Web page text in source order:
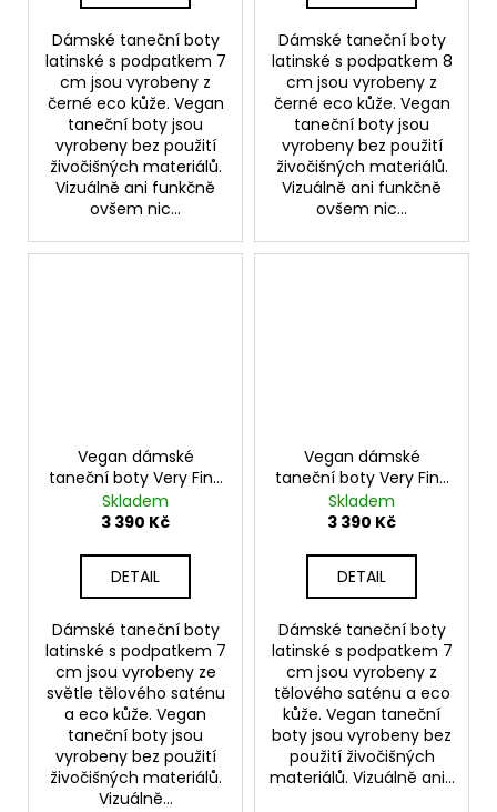
Dámské taneční boty
latinské s podpatkem 7
cm jsou vyrobeny z
černé eco kůže. Vegan
taneční boty jsou
vyrobeny bez použití
živočišných materiálů.
Vizuálně ani funkčně
ovšem nic...
Dámské taneční boty
latinské s podpatkem 8
cm jsou vyrobeny z
černé eco kůže. Vegan
taneční boty jsou
vyrobeny bez použití
živočišných materiálů.
Vizuálně ani funkčně
ovšem nic...
Vegan dámské
taneční boty Very Fine
C9691 podpatek 7cm
Skladem
3 390 Kč
DETAIL
Dámské taneční boty
latinské s podpatkem 7
cm jsou vyrobeny ze
světle tělového saténu
a eco kůže. Vegan
taneční boty jsou
vyrobeny bez použití
živočišných materiálů.
Vizuálně...
Vegan dámské
taneční boty Very Fine
S92311 7 cm
Skladem
3 390 Kč
DETAIL
Dámské taneční boty
latinské s podpatkem 7
cm jsou vyrobeny z
tělového saténu a eco
kůže. Vegan taneční
boty jsou vyrobeny bez
použití živočišných
materiálů. Vizuálně ani...